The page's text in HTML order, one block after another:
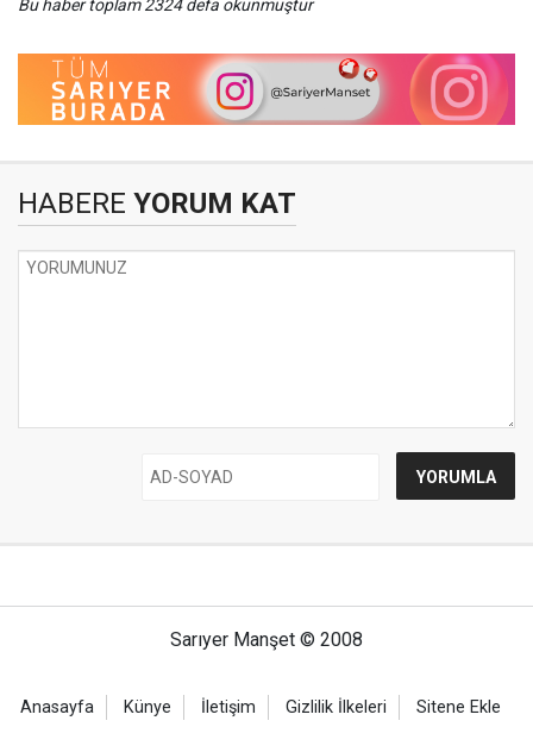
Bu haber toplam 2324 defa okunmuştur
HABERE YORUM KAT
Sarıyer Manşet © 2008
Anasayfa Künye İletişim Gizlilik İlkeleri Sitene Ekle